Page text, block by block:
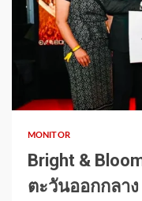
1 min read
MONITOR
Bright &
ตะวันออกกลา